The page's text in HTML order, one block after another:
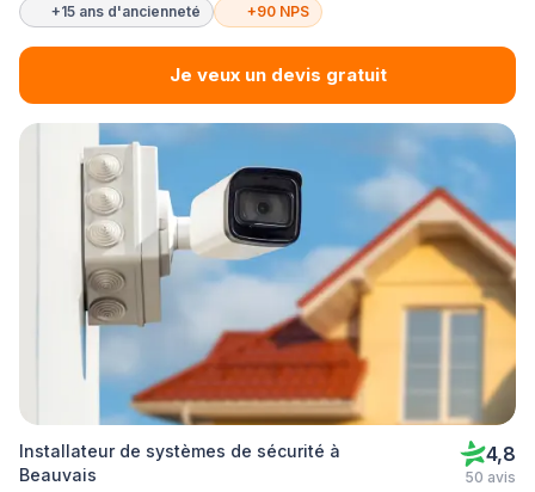
+15 ans d'ancienneté +90 NPS
Je veux un devis gratuit
Installateur de systèmes de sécurité à
Beauvais
4,8
50 avis